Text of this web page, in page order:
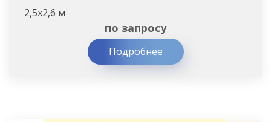
2,5х2,6 м
по запросу
Подробнее